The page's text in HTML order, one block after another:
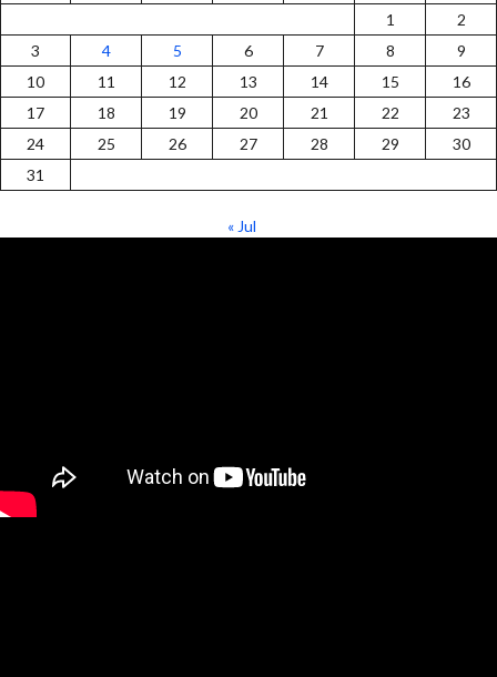
1
2
3
4 5 6 7 8
9
10
11 12 13 14 15
16
17
18 19 20 21 22
23
24
25 26 27 28 29
30
31
« Jul